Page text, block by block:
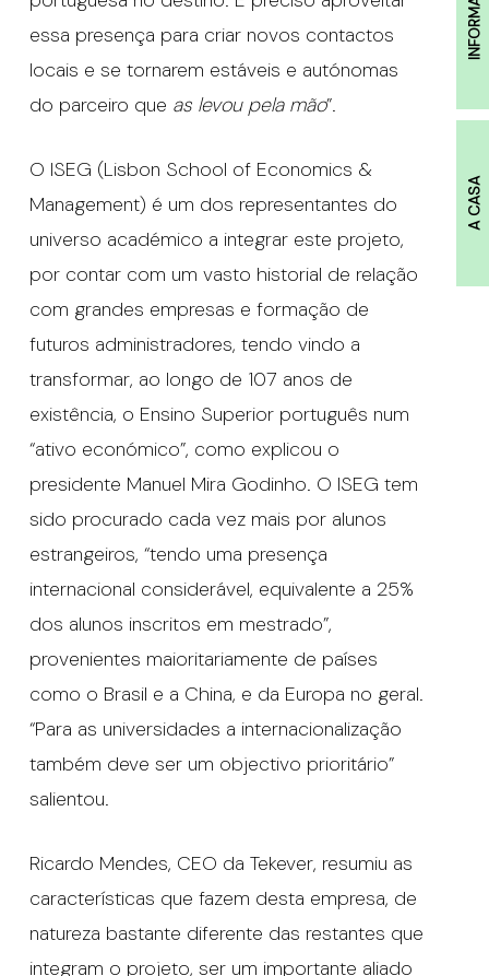
A CASA
essa presença para criar novos contactos
locais e se tornarem estáveis e autónomas
do parceiro que as levou pela mão”.
O ISEG (Lisbon School of Economics &
Management) é um dos representantes do
universo académico a integrar este projeto,
por contar com um vasto historial de relação
com grandes empresas e formação de
futuros administradores, tendo vindo a
transformar, ao longo de 107 anos de
existência, o Ensino Superior português num
“ativo económico”, como explicou o
presidente Manuel Mira Godinho. O ISEG tem
sido procurado cada vez mais por alunos
estrangeiros, “tendo uma presença
internacional considerável, equivalente a 25%
dos alunos inscritos em mestrado”,
provenientes maioritariamente de países
como o Brasil e a China, e da Europa no geral.
“Para as universidades a internacionalização
também deve ser um objectivo prioritário”
salientou.
Ricardo Mendes, CEO da Tekever, resumiu as
características que fazem desta empresa, de
natureza bastante diferente das restantes que
integram o projeto, ser um importante aliado